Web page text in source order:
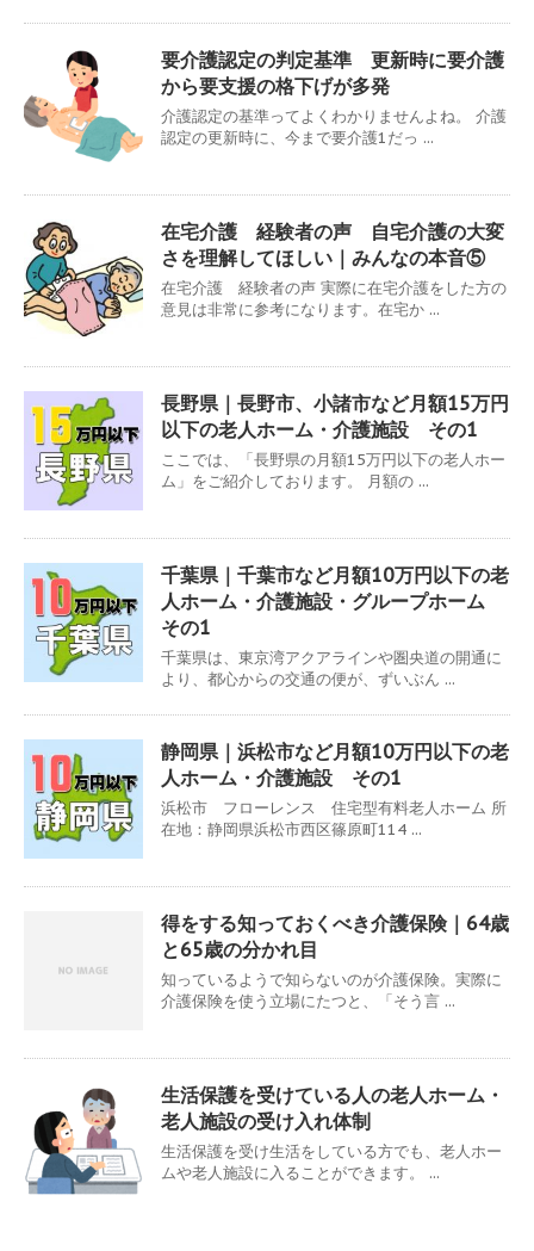
要介護認定の判定基準 更新時に要介護
から要支援の格下げが多発
介護認定の基準ってよくわかりませんよね。 介護
認定の更新時に、今まで要介護1だっ ...
在宅介護 経験者の声 自宅介護の大変
さを理解してほしい｜みんなの本音⑤
在宅介護 経験者の声 実際に在宅介護をした方の
意見は非常に参考になります。在宅か ...
長野県｜長野市、小諸市など月額15万円
以下の老人ホーム・介護施設 その1
ここでは、「長野県の月額15万円以下の老人ホー
ム」をご紹介しております。 月額の ...
千葉県｜千葉市など月額10万円以下の老
人ホーム・介護施設・グループホーム
その1
千葉県は、東京湾アクアラインや圏央道の開通に
より、都心からの交通の便が、ずいぶん ...
静岡県｜浜松市など月額10万円以下の老
人ホーム・介護施設 その1
浜松市 フローレンス 住宅型有料老人ホーム 所
在地：静岡県浜松市西区篠原町114 ...
得をする知っておくべき介護保険｜64歳
と65歳の分かれ目
知っているようで知らないのが介護保険。実際に
介護保険を使う立場にたつと、「そう言 ...
生活保護を受けている人の老人ホーム・
老人施設の受け入れ体制
生活保護を受け生活をしている方でも、老人ホー
ムや老人施設に入ることができます。 ...